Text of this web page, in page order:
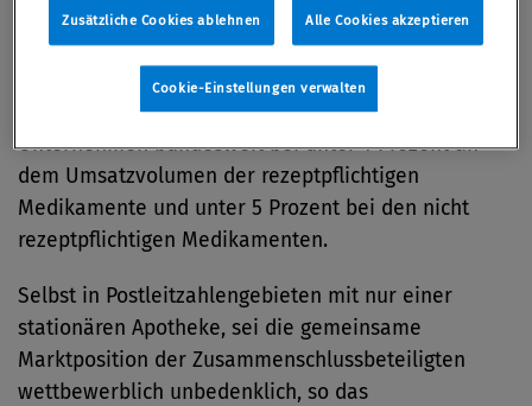
keine Einschränkung des Wettbewerbs. Auch wenn
mit DocMorris die größte Versandapotheke in
Deutschland den Wettbewerber apo-rot übernimmt,
liege die gemeinsamen Marktanteile der beiden
Unternehmen bundesweit bei unter 1 Prozent an
dem Umsatzvolumen der rezeptpflichtigen
Medikamente und unter 5 Prozent bei den nicht
rezeptpflichtigen Medikamenten.
Selbst in Postleitzahlengebieten mit nur einer
stationären Apotheke, sei die gemeinsame
Marktposition der Zusammenschlussbeteiligten
wettbewerblich unbedenklich, so das
Zusätzliche Cookies ablehnen Alle Cookies akzeptieren
Cookie-Einstellungen verwalten